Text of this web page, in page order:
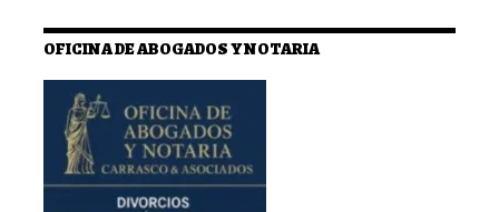
OFICINA DE ABOGADOS Y NOTARIA